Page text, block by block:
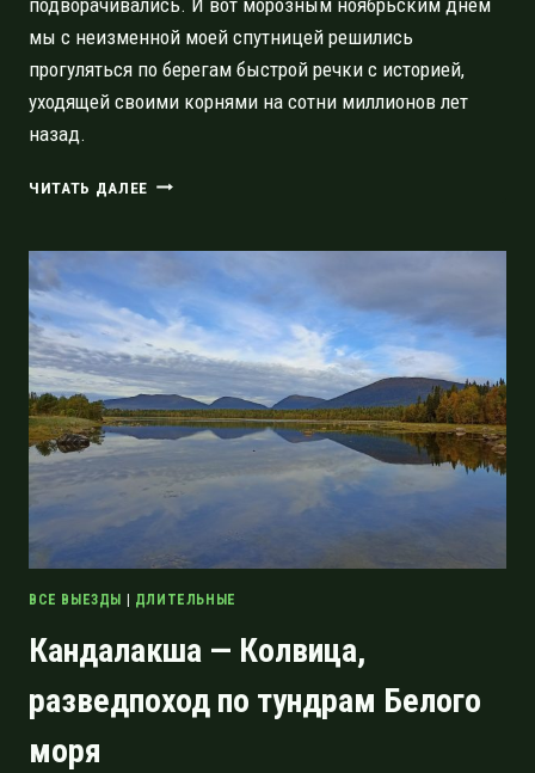
мы с неизменной моей спутницей решились
прогуляться по берегам быстрой речки с историей,
уходящей своими корнями на сотни миллионов лет
назад.
ЧИТАТЬ ДАЛЕЕ ПОЧТИ
ПО
КАНЬОНУ
ЛАВЫ
И
ОКРЕСТНОСТЯМ
ВСЕ ВЫЕЗДЫ ДЛИТЕЛЬНЫЕ
Кандалакша — Колвица,
разведпоход по тундрам Белого
моря